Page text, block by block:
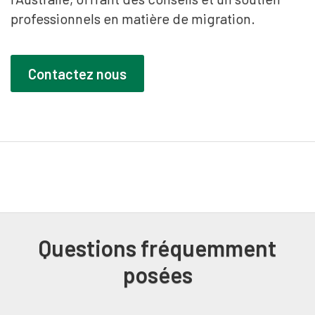
professionnels en matière de migration.
Contactez nous
Questions fréquemment
posées